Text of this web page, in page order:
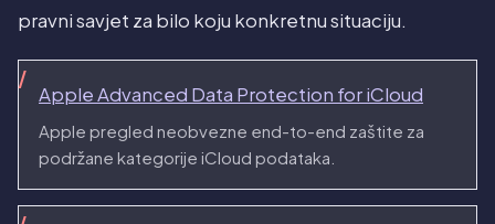
pravni savjet za bilo koju konkretnu situaciju.
Apple Advanced Data Protection for iCloud
Apple pregled neobvezne end-to-end zaštite za
podržane kategorije iCloud podataka.